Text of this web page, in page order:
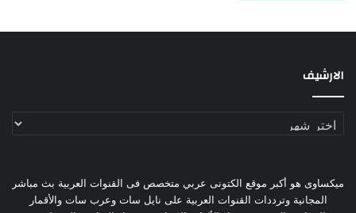
الارشيف
الارشيف
ميكساوى هو أكبر موقع الكتونى عربي متخصص فى القنوات العربية بث مباشر
المجانية وترددات القنوات العربية على نايل سات وعرب سات والأقمار